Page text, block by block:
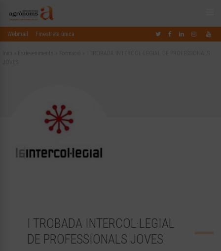
Webmail Finestreta única
I TROBADA INTERCOL·LEGIAL
DE PROFESSIONALS JOVES